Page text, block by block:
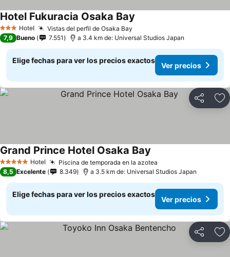
3 Estrellas
Hotel Vistas del perfil de Osaka Bay
Hotel Fukuracia Osaka Bay
7,9 Bueno 7.551 a 3.4 km de: Universal Studios Japan
Elige fechas para ver los precios exactos
Ver precios
Compartir
5 Estrellas Hotel Piscina de temporada en la azotea
Grand Prince Hotel Osaka Bay
8,5 Excelente 8.349 a 3.5 km de: Universal Studios Japan
Elige fechas para ver los precios exactos
Ver precios
Compartir